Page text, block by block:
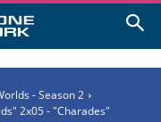
- Season 2
2x05 - "Charades"